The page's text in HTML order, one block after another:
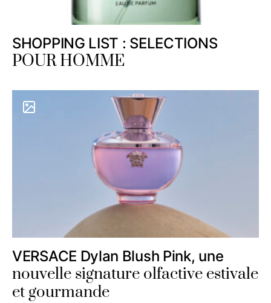
SHOPPING LIST : SELECTIONS
POUR HOMME
VERSACE Dylan Blush Pink, une
nouvelle signature olfactive estivale
et gourmande